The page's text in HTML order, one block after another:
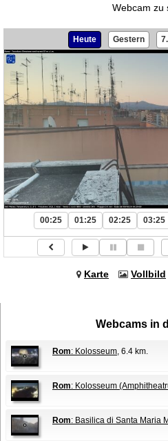
Webcam zu
Heute Gestern
00:25 01:25 02:25 03:25
Karte Vollbild
Webcams in
Rom: Kolosseum, 6.4 km.
Rom: Kolosseum
Rom: Basilica di Santa Maria